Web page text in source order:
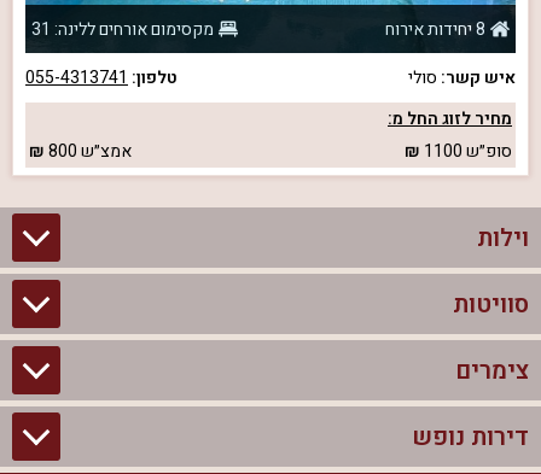
8 יחידות אירוח
מקסימום אורחים ללינה: 31
איש קשר: סולי טלפון: 055-4313741
מחיר לזוג החל מ:
סופ״ש1100 אמצ״ש800
וילות
וילות בצפון
וילות להשכרה
סוויטות
סוויטות בצפון
צימרים לזוגות עם בריכה פרטית
צימרים
צימרים בצפון
דירות נופש